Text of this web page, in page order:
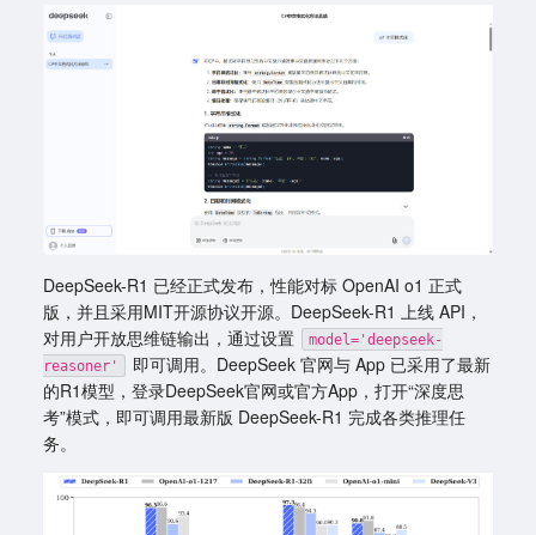
DeepSeek-R1 已经正式发布，性能对标 OpenAI o1 正式
版，并且采用MIT开源协议开源。DeepSeek-R1 上线 API，
对用户开放思维链输出，通过设置
model='deepseek-
reasoner'
即可调用。DeepSeek 官网与 App 已采用了最新
的R1模型，登录DeepSeek官网或官方App，打开“深度思
考”模式，即可调用最新版 DeepSeek-R1 完成各类推理任
务。